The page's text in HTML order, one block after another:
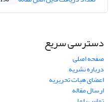
دسترسی سریع
صفحه اصلی
درباره نشریه
اعضای هیات تحریریه
ارسال مقاله